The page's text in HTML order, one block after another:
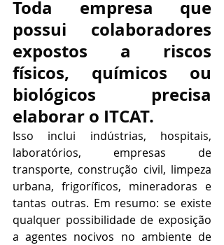
Toda empresa que
possui colaboradores
expostos a riscos
físicos, químicos ou
biológicos precisa
elaborar o ITCAT.
Isso inclui indústrias, hospitais,
laboratórios, empresas de
transporte, construção civil, limpeza
urbana, frigoríficos, mineradoras e
tantas outras. Em resumo: se existe
qualquer possibilidade de exposição
a agentes nocivos no ambiente de